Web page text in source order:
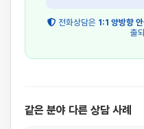
전화상담은 1:1 양방향
출
같은 분야 다른 상담 사례